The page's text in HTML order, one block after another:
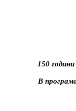
150
В